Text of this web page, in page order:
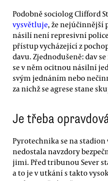
Podobně sociolog Clifford
vysvětluje, že nejúčinnější
násilí není represivní
přístup vycházející z
davu. Zjednodušeně: dav
se v něm ocitnou násilní
svým jednáním nebo
za nichž se agrese stane
Je třeba
Pyrotechnika se na
nedostala navzdory
jimi. Před tribunou Sever
a to je v utkání s takto